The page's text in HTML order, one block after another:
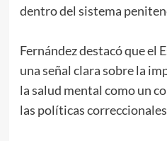
dentro del sistema
Fernández destacó que el
una señal clara sobre la
la salud mental como un
las políticas